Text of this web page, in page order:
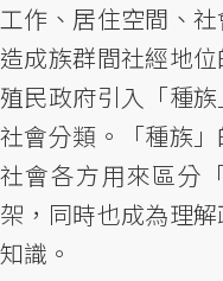
工作、居住空間、
造成族群間社經地
殖民政府引入「種
社會分類。「種族
社會各方用來區分
架，同時也成為理
知識。